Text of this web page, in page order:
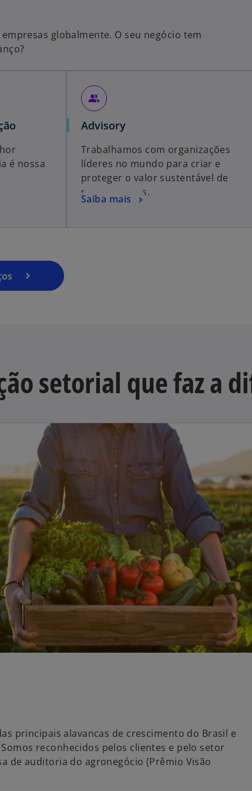
globalmente. O seu negócio tem
é nossa
people_alt
Advisory
Trabalhamos com organizações
líderes no mundo para criar e
proteger o valor sustentável de
seus negócios.
Saiba mais
setorial que faz a
principais alavancas de crescimento do Brasil e
Somos reconhecidos pelos clientes e pelo setor
de auditoria do agronegócio (Prêmio Visão